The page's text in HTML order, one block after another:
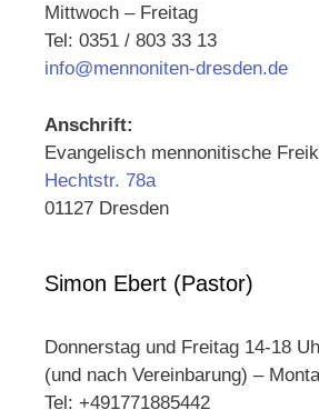
Mittwoch – Freitag
Tel: 0351 / 803 33 13
info@mennoniten-dresden.de
Anschrift:
Evangelisch mennonitische
Hechtstr. 78a
01127 Dresden
Simon Ebert (Pastor)
Donnerstag und Freitag 14-18
(und nach Vereinbarung) –
Tel: +491771885442